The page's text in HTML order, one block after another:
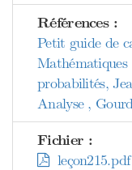
Références :
Petit guide de
probabilités,
Analyse ,
Fichier :
leçon215.pdf